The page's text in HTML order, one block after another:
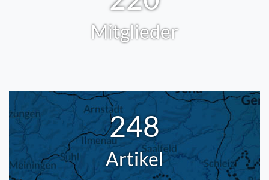
Mitglieder
248
Artikel